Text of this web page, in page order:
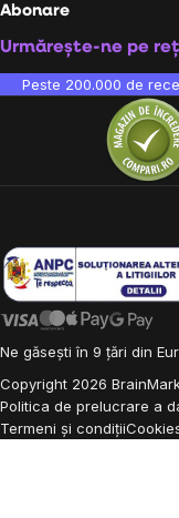
Abonare
Urmărește-ne pe
Peste 200.000 de
Ne găsești în 9 țări din
Copyright 2026
Politica de prelucrare a
Termeni și condiții